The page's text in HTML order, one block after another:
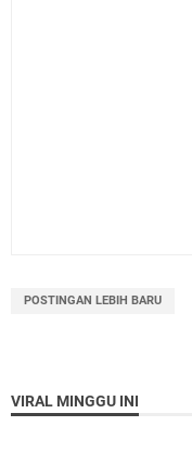
POSTINGAN LEBIH BARU
VIRAL MINGGU INI